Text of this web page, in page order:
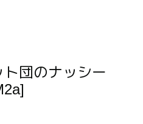
ト団のナッシー